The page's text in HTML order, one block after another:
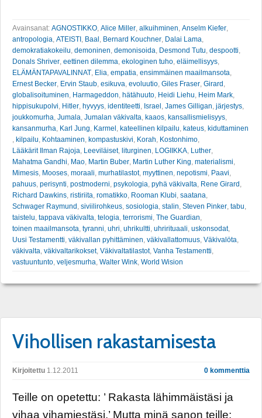
Avainsanat: AGNOSTIKKO Alice Miller alkuihminen Anselm Kiefer
antropologia ATEISTI Baal Bernard Kouchner Dalai Lama
demokratiakokeilu demoninen demonisoida Desmond Tutu despootti
Donals Shriver eettinen dilemma ekologinen tuho eläimellisyys
ELÄMÄNTAPAVALINNAT Elia empatia ensimmäinen maailmansota
Ernest Becker Ervin Staub esikuva evoluutio Giles Fraser Girard
globalisoituminen Harmageddon hätähuuto Heidi Liehu Heim Mark
hippisukupolvi Hitler hyvyys identiteetti Israel James Gilligan järjestys
joukkomurha Jumala Jumalan väkivalta kaaos kansallismielisyys
kansanmurha Karl Jung Karmel kateellinen kilpailu kateus kiduttaminen
kilpailu Kohtaaminen kompastuskivi Korah Kostonhimo
Lääkärit Ilman Rajoja Leeviläiset, liturginen LOGIIKKA Luther
Mahatma Gandhi Mao Martin Buber Martin Luther King materialismi
Mimesis Mooses moraali murhatilastot, myyttinen nepotismi Paavi
pahuus perisynti postmoderni psykologia pyhä väkivalta Rene Girard
Richard Dawkins ristiriita romatikko Rooman Klubi saatana
Schwager Raymund siviilirohkeus sosiologia stalin Steven Pinker tabu
taistelu tappava väkivalta telogia terrorismi The Guardian
toinen maailmansota tyranni uhri uhrikultti uhrirituaali uskonsodat,
Uusi Testamentti väkivallan pyhittäminen väkivallattomuus Väkivalöta
väkivalta väkivaltarikokset, Väkivaltatilastot, Vanha Testamentti
vastuuntunto veljesmurha Walter Wink World Wision
Vihollisen rakastamisesta
Kirjoitettu 1.12.2011 0 kommenttia
Teille on opetettu: ’ Rakasta lähimmäistäsi ja
vihaa vihamiestäsi.’ Mutta minä sanon teille: